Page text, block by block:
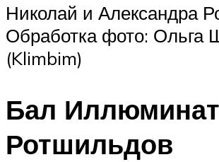
Николай и Александра
Обработка фото: Ольга
(Klimbim)
Бал
Ротшильдов